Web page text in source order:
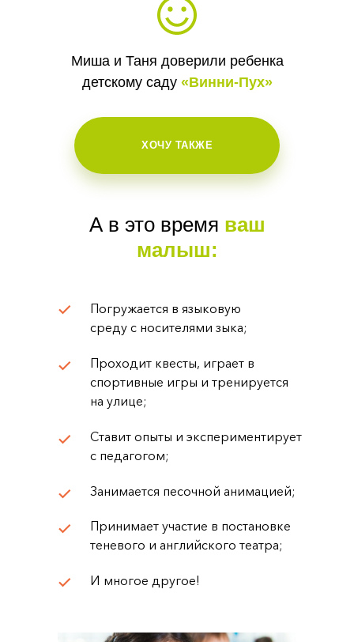
Миша и Таня доверили ребенка
детскому саду «Винни-Пух»
ХОЧУ ТАКЖЕ
А в это время ваш
малыш:
Погружается в языковую
среду с носителями зыка;
Проходит квесты, играет в
спортивные игры и тренируется
на улице;
Ставит опыты и экспериментирует
с педагогом;
Занимается песочной анимацией;
Принимает участие в постановке
теневого и английского театра;
И многое другое!